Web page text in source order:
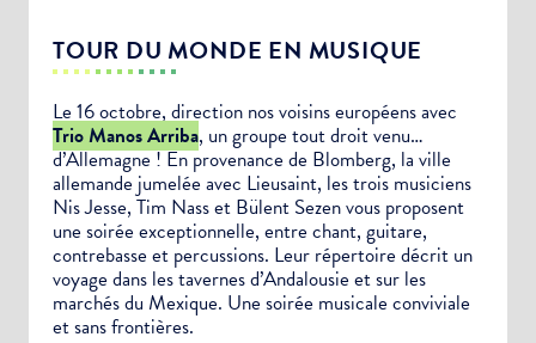
TOUR DU MONDE EN MUSIQUE
Le 16 octobre, direction nos voisins européens avec
Trio Manos Arriba, un groupe tout droit venu…
d’Allemagne ! En provenance de Blomberg, la ville
allemande jumelée avec Lieusaint, les trois musiciens
Nis Jesse, Tim Nass et Bülent Sezen vous proposent
une soirée exceptionnelle, entre chant, guitare,
contrebasse et percussions. Leur répertoire décrit un
voyage dans les tavernes d’Andalousie et sur les
marchés du Mexique. Une soirée musicale conviviale
et sans frontières.